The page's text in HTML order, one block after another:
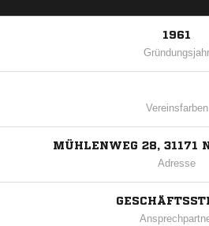
1961
Gründungsjahr
Vereinsfarben
MÜHLENWEG 28, 31171
Adresse